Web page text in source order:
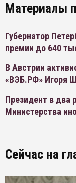
Материалы
Губернатор
премии до 640
В Австрии
«ВЭБ.РФ» Игоря
Президент в два
Министерства
Сейчас на